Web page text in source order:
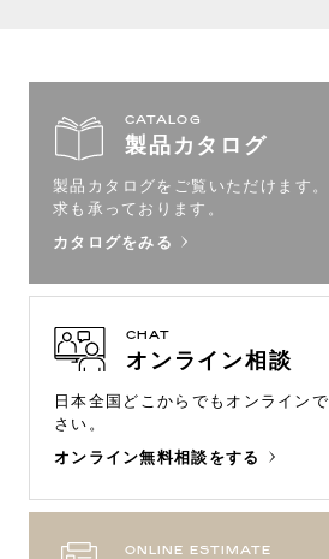
CATALOG
製品カタログ
製品カタログをご覧いただけます。
求も承っております。
カタログをみる
CHAT
オンライン相談
日本全国どこからでもオンラインで
さい。
オンライン無料相談をする
ONLINE ESTIMATE